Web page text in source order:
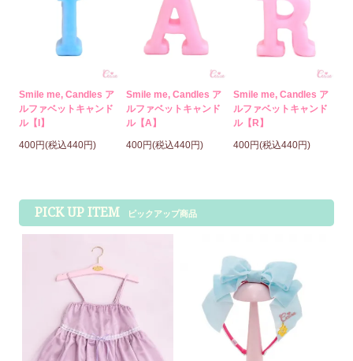
Smile me, Candles ア
ルファベットキャンド
ル【I】
400円(税込440円)
Smile me, Candles ア
ルファベットキャンド
ル【A】
400円(税込440円)
Smile me, Candles ア
ルファベットキャンド
ル【R】
400円(税込440円)
PICK UP ITEM ピックアップ商品